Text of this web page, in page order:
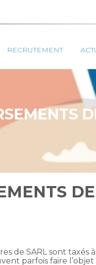
RECRUTEMENT
de SARL sont taxés
parfois faire l’objet